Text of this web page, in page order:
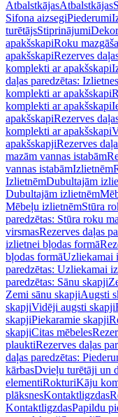
AtbalstkājasAtbalstkājas
Sifona aizsegiPiederumi
turētājsStiprinājumi
apakšskapiRoku
apakšskapiRezerves
komplekti ar apakšskapi
daļas paredzētas:
komplekti ar apakšskapi
komplekti ar apakšskapi
apakšskapiRezerves
komplekti ar apakšskapi
apakšskapjiRezerves
mazām vannas istabām
vannas istabāmIzlietnēm
IzlietnēmDubultajām
Dubultajām izlietnēm
Mēbeļu izlietnēmStūra
paredzētas: Stūra roku
virsmasRezerves daļas
izlietnei bļodas formā
bļodas formāUzliekamai
paredzētas: Uzliekamai
paredzētas: Sānu skapji
Zemi sānu skapjiAugsti
skapjiVidēji augsti skapji
skapjiPiekaramie skapji
skapjiCitas mēbeles
plauktiRezerves daļas
daļas paredzētas:
kārbasDvieļu turētāji un
elementiRokturiKāju
plāksnesKontaktligzdas
KontaktligzdasPapildu